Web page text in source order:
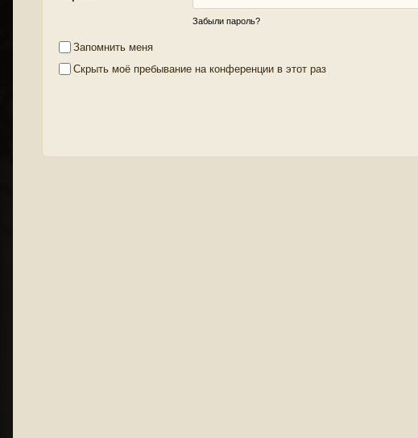
Забыли пароль?
Запомнить меня
Скрыть моё пребывание на конференции в этот раз